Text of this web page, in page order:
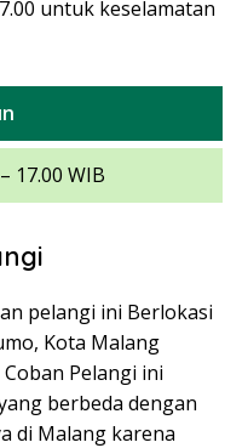
untuk keselamatan
17.00 WIB
pelangi ini Berlokasi
Kota Malang
Pelangi ini
berbeda dengan
di Malang karena